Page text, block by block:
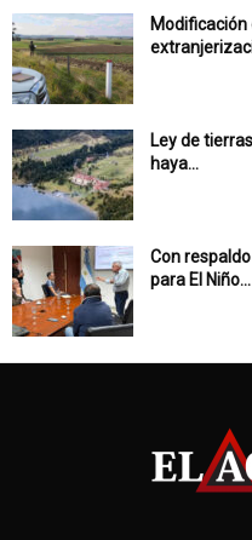
Modificación
Ley de
haya...
Con
para El Niño...